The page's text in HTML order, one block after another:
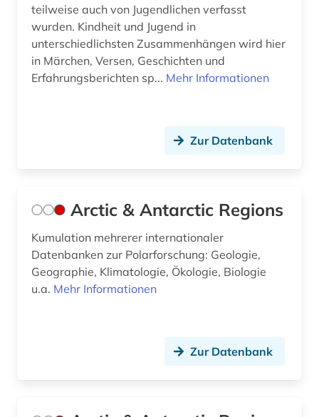
glossar (1)
gras (1)
hispanistik (1)
hochgebirge (1)
human-computer interface (1)
humanbiologie (1)
naturwissenschaftler; forschungsreisender;
teilweise auch von Jugendlichen verfasst
wurden. Kindheit und Jugend in
unterschiedlichsten Zusammenhängen wird hier
in Märchen, Versen, Geschichten und
Erfahrungsberichten sp... Mehr Informationen
Zur Datenbank
Arctic & Antarctic Regions
Kumulation mehrerer internationaler
Datenbanken zur Polarforschung: Geologie,
Geographie, Klimatologie, Ökologie, Biologie
u.a. Mehr Informationen
Zur Datenbank